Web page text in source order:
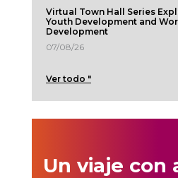
Virtual Town Hall Series
Youth Development and
Development
07/08/26
Ver todo "
Un viaje con